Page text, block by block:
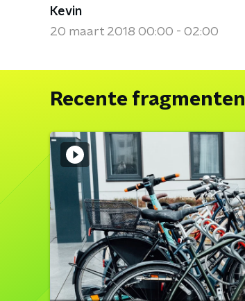
Kevin
20 maart 2018 00:00 - 02:00
Recente fragmenten